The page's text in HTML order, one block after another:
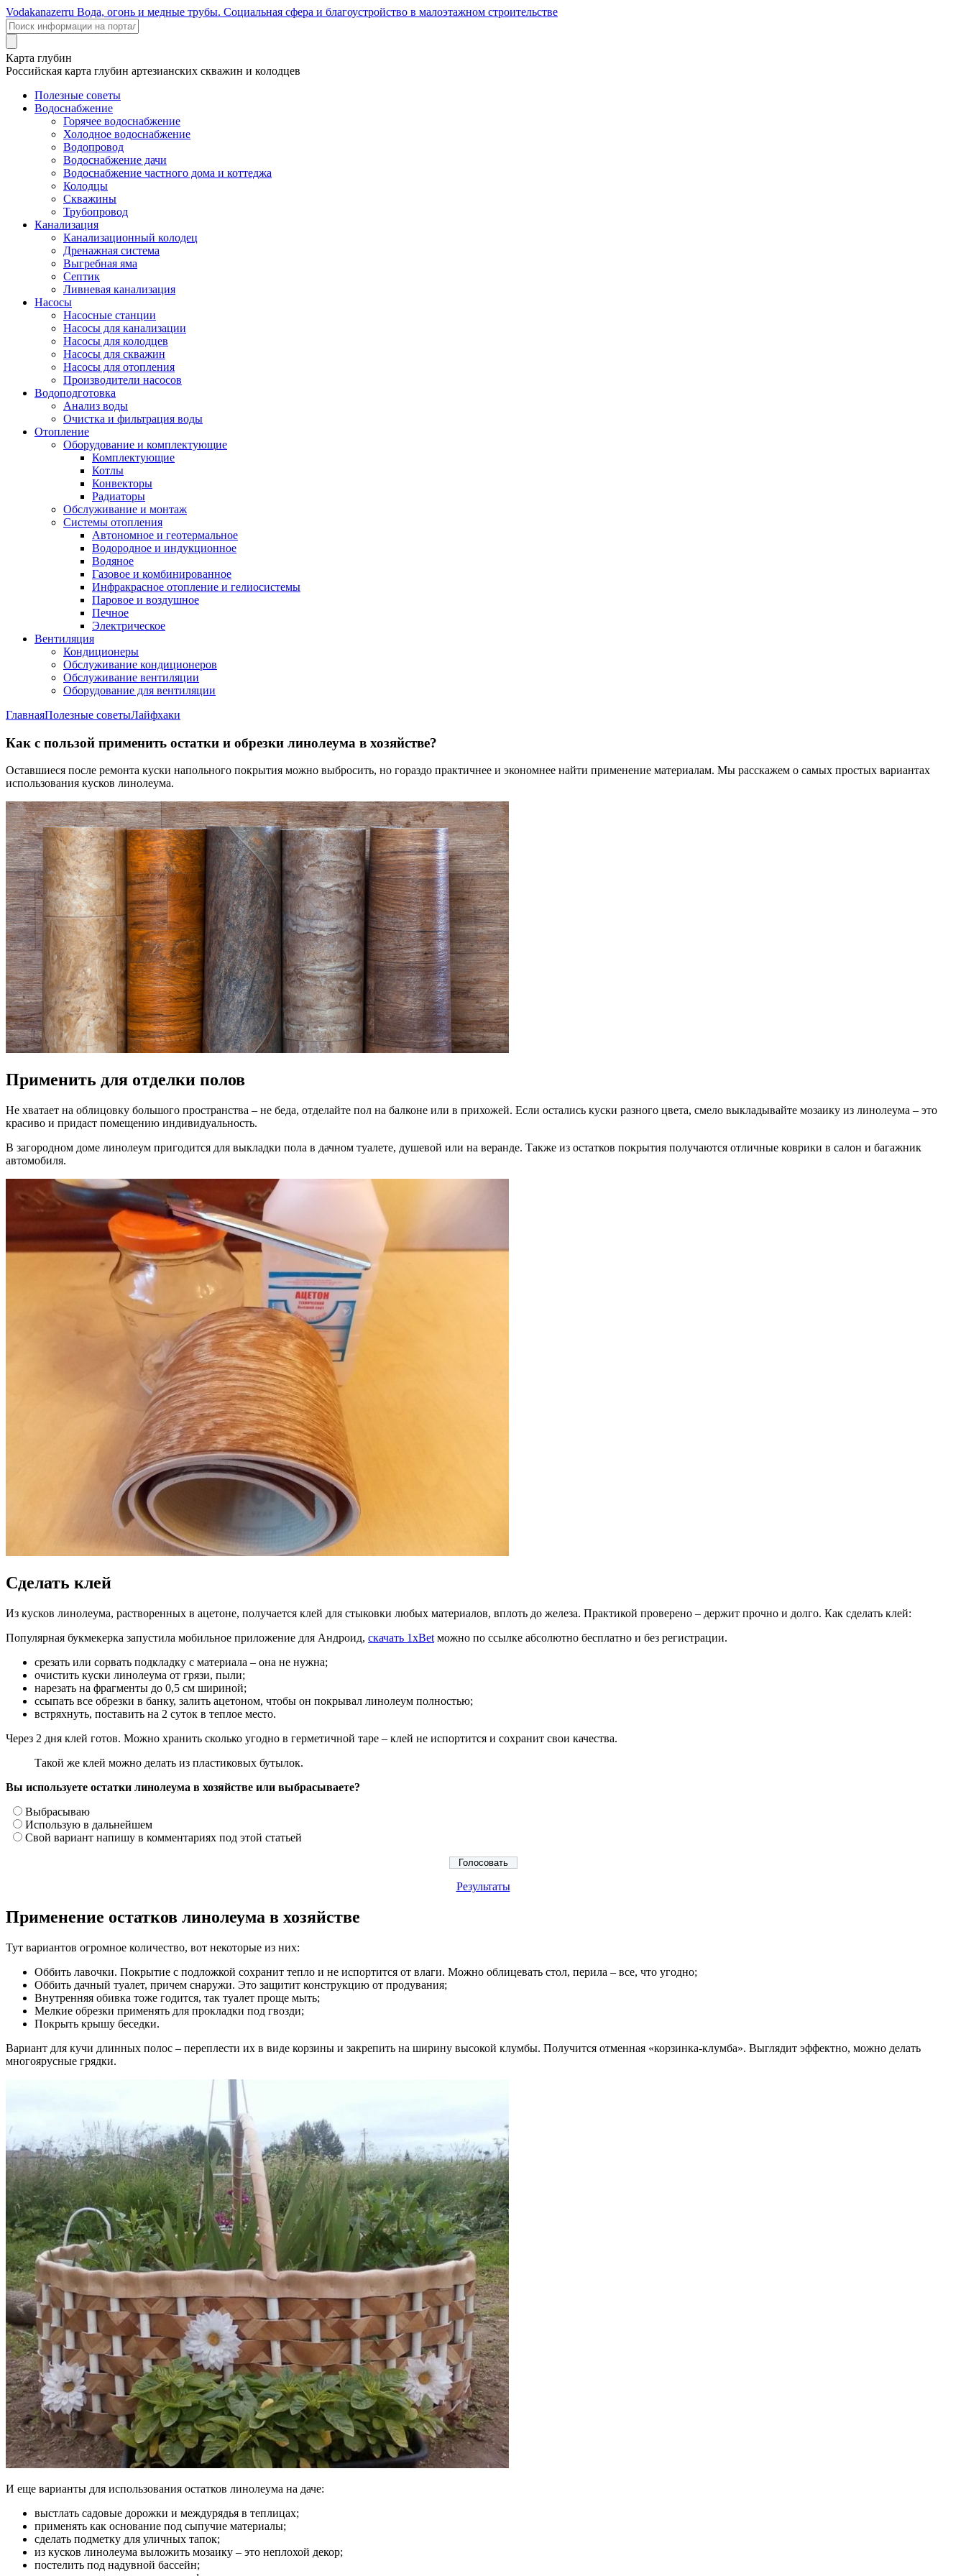
Vodakanazerru Вода, огонь и медные трубы. Социальная сфера и благоустройство в малоэтажном строительстве
Карта глубин
Российская карта глубин артезианских скважин и колодцев
Полезные советы
Водоснабжение
Горячее водоснабжение
Холодное водоснабжение
Водопровод
Водоснабжение дачи
Водоснабжение частного дома и коттеджа
Колодцы
Скважины
Трубопровод
Канализация
Канализационный колодец
Дренажная система
Выгребная яма
Септик
Ливневая канализация
Насосы
Насосные станции
Насосы для канализации
Насосы для колодцев
Насосы для скважин
Насосы для отопления
Производители насосов
Водоподготовка
Анализ воды
Очистка и фильтрация воды
Отопление
Оборудование и комплектующие
Комплектующие
Котлы
Конвекторы
Радиаторы
Обслуживание и монтаж
Системы отопления
Автономное и геотермальное
Водородное и индукционное
Водяное
Газовое и комбинированное
Инфракрасное отопление и гелиосистемы
Паровое и воздушное
Печное
Электрическое
Вентиляция
Кондиционеры
Обслуживание кондиционеров
Обслуживание вентиляции
Оборудование для вентиляции
ГлавнаяПолезные советыЛайфхаки
Как с пользой применить остатки и обрезки линолеума в хозяйстве?
Оставшиеся после ремонта куски напольного покрытия можно выбросить, но гораздо практичнее и экономнее найти применение материалам. Мы расскажем о самых простых вариантах
использования кусков линолеума.
Применить для отделки полов
Не хватает на облицовку большого пространства – не беда, отделайте пол на балконе или в прихожей. Если остались куски разного цвета, смело выкладывайте мозаику из линолеума – это
красиво и придаст помещению индивидуальность.
В загородном доме линолеум пригодится для выкладки пола в дачном туалете, душевой или на веранде. Также из остатков покрытия получаются отличные коврики в салон и багажник
автомобиля.
Сделать клей
Из кусков линолеума, растворенных в ацетоне, получается клей для стыковки любых материалов, вплоть до железа. Практикой проверено – держит прочно и долго. Как сделать клей:
Популярная букмекерка запустила мобильное приложение для Андроид, скачать 1xBet можно по ссылке абсолютно бесплатно и без регистрации.
срезать или сорвать подкладку с материала – она не нужна;
очистить куски линолеума от грязи, пыли;
нарезать на фрагменты до 0,5 см шириной;
ссыпать все обрезки в банку, залить ацетоном, чтобы он покрывал линолеум полностью;
встряхнуть, поставить на 2 суток в теплое место.
Через 2 дня клей готов. Можно хранить сколько угодно в герметичной таре – клей не испортится и сохранит свои качества.
Такой же клей можно делать из пластиковых бутылок.
Вы используете остатки линолеума в хозяйстве или выбрасываете?
Выбрасываю
Использую в дальнейшем
Свой вариант напишу в комментариях под этой статьей
Результаты
Применение остатков линолеума в хозяйстве
Тут вариантов огромное количество, вот некоторые из них:
Оббить лавочки. Покрытие с подложкой сохранит тепло и не испортится от влаги. Можно облицевать стол, перила – все, что угодно;
Оббить дачный туалет, причем снаружи. Это защитит конструкцию от продувания;
Внутренняя обивка тоже годится, так туалет проще мыть;
Мелкие обрезки применять для прокладки под гвозди;
Покрыть крышу беседки.
Вариант для кучи длинных полос – переплести их в виде корзины и закрепить на ширину высокой клумбы. Получится отменная «корзинка-клумба». Выглядит эффектно, можно делать
многоярусные грядки.
И еще варианты для использования остатков линолеума на даче:
выстлать садовые дорожки и междурядья в теплицах;
применять как основание под сыпучие материалы;
сделать подметку для уличных тапок;
из кусков линолеума выложить мозаику – это неплохой декор;
постелить под надувной бассейн;